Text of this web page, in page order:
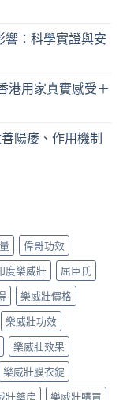
響：科學實證與安
港用家真實感受＋
陽痿、作用機制
偉哥功效
度樂威壯
屈臣氏
樂威壯價格
樂威壯功效
樂威壯效果
樂威壯膜衣錠
壯藥房 樂威壯購買